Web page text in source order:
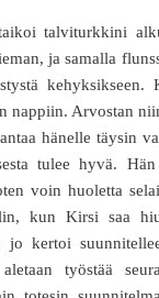
talviturkkini
ja samalla
kehyksikseen.
nappiin. Arvostan
hänelle täysin
tulee hyvä.
voin huoletta
kun Kirsi saa
jo kertoi
työstää